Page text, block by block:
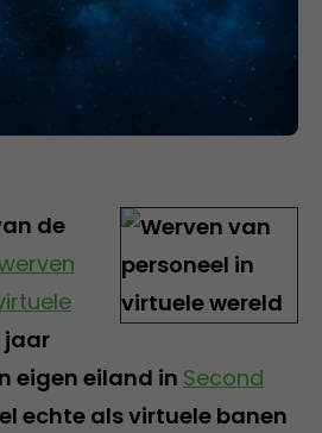
de
jaar
eigen eiland in Second
echte als virtuele banen